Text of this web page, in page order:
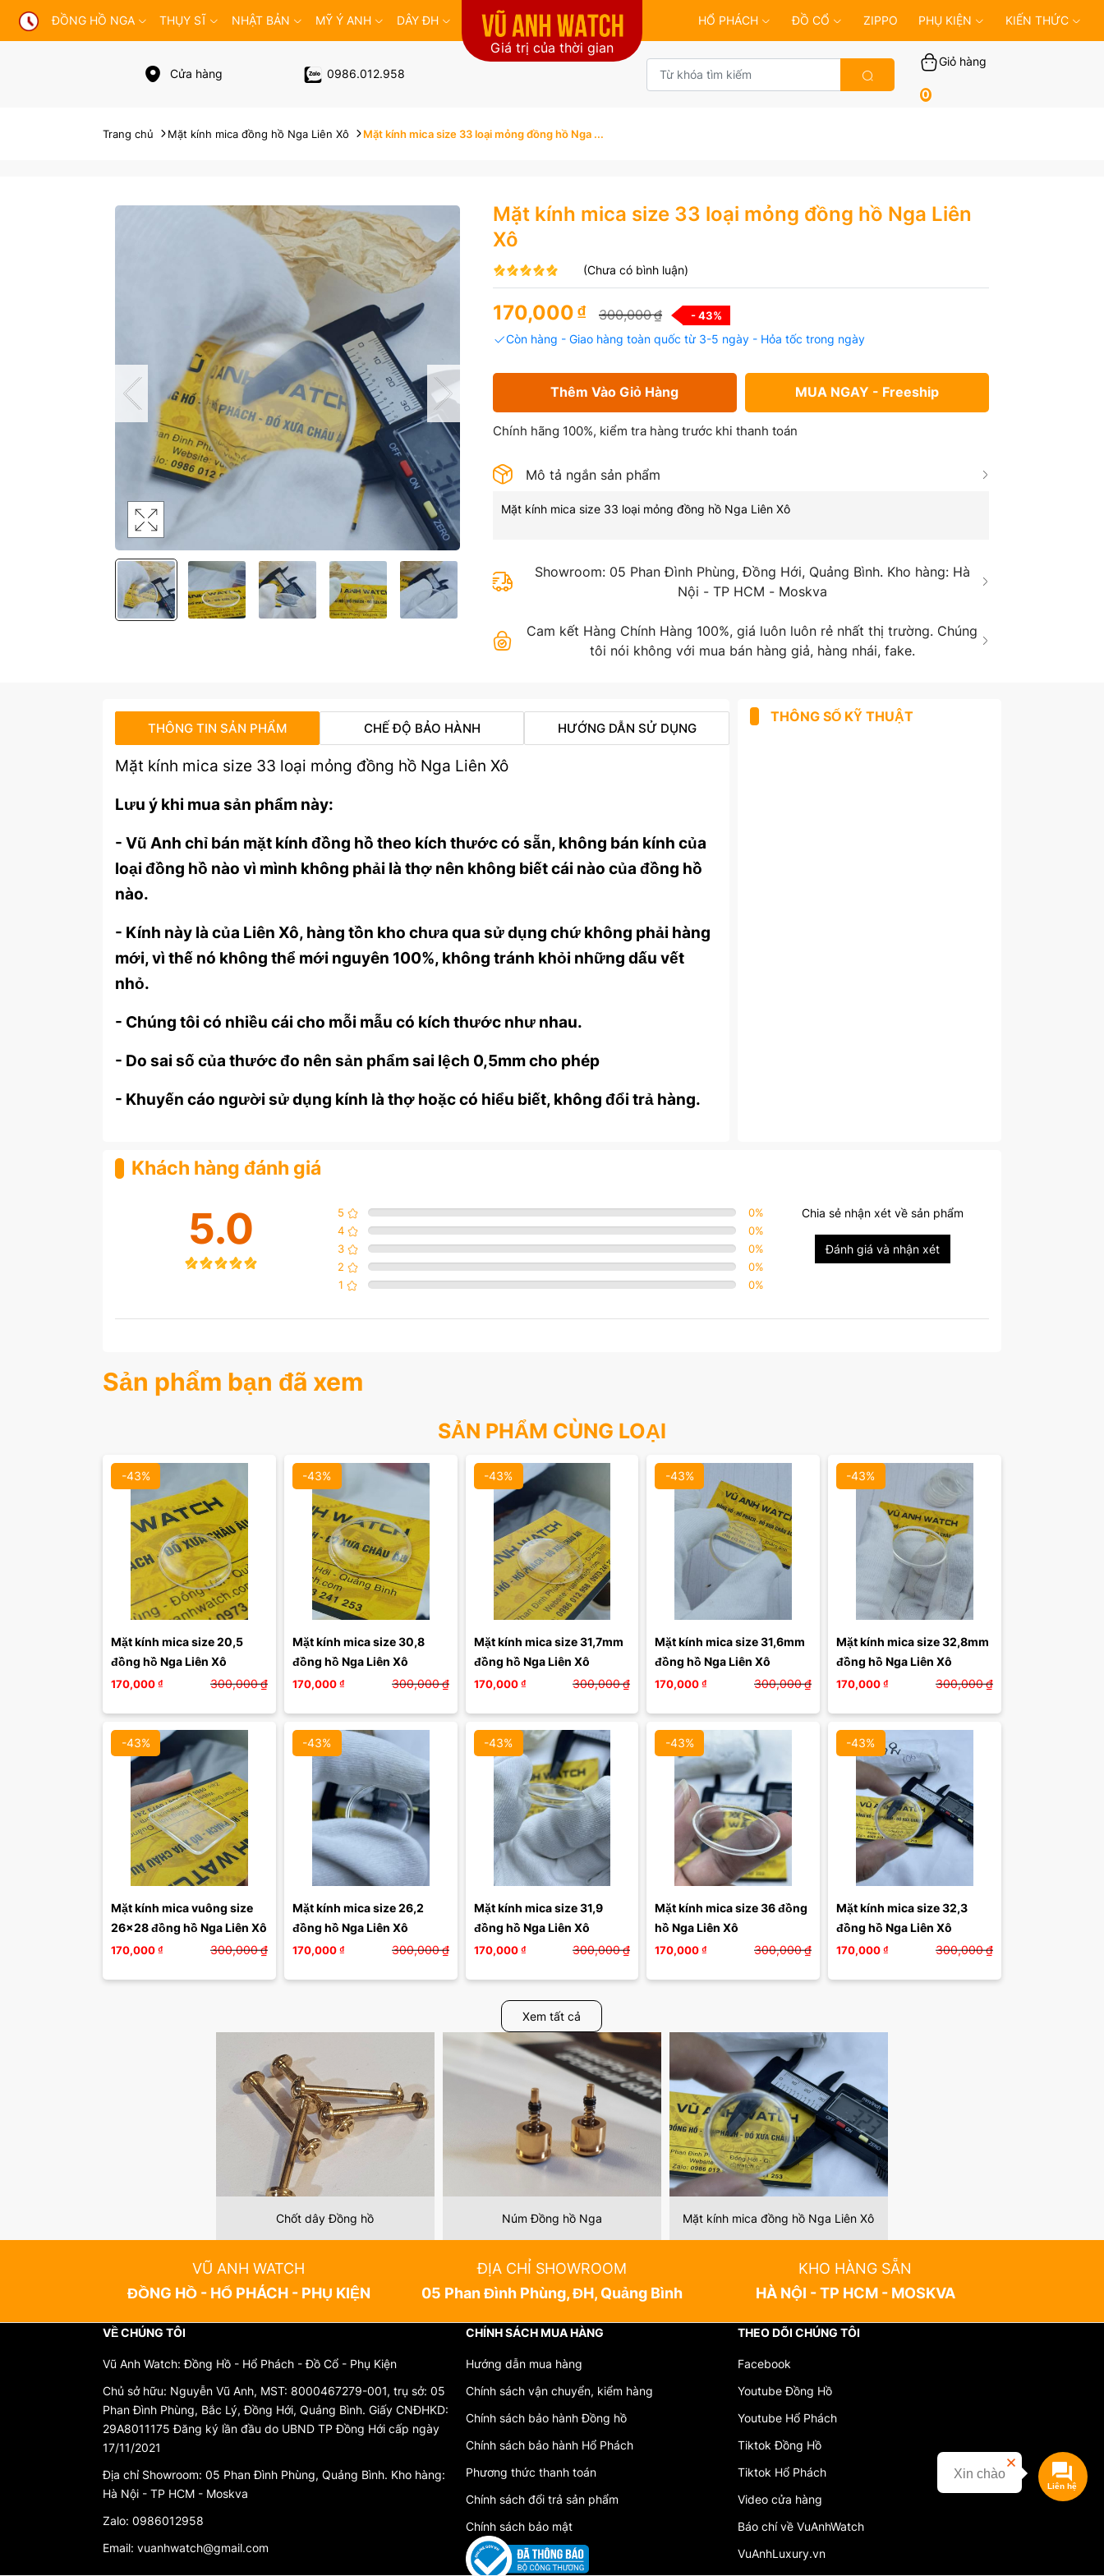
ĐỒNG HỒ NGA THỤY SĨ NHẬT BẢN MỸ Ý ANH DÂY ĐH
Giá trị của thời gian
HỔ PHÁCH ĐỒ CỔ ZIPPO PHỤ KIỆN KIẾN THỨC
Cửa hàng 0986.012.958
Giỏ hàng
0
Trang chủ Mặt kính mica đồng hồ Nga Liên Xô Mặt kính mica size 33 loại mỏng đồng hồ Nga ...
Mặt kính mica size 33 loại mỏng đồng hồ Nga Liên
Xô
(Chưa có bình luận)
170,000₫ 300,000₫ - 43%
Còn hàng - Giao hàng toàn quốc từ 3-5 ngày - Hỏa tốc trong ngày
Thêm Vào Giỏ Hàng MUA NGAY - Freeship
Chính hãng 100%, kiểm tra hàng trước khi thanh toán
Mô tả ngắn sản phẩm
Mặt kính mica size 33 loại mỏng đồng hồ Nga Liên Xô
Showroom: 05 Phan Đình Phùng, Đồng Hới, Quảng Bình. Kho hàng: Hà
Nội - TP HCM - Moskva
Cam kết Hàng Chính Hàng 100%, giá luôn luôn rẻ nhất thị trường. Chúng
tôi nói không với mua bán hàng giả, hàng nhái, fake.
THÔNG TIN SẢN PHẨM CHẾ ĐỘ BẢO HÀNH HƯỚNG DẪN SỬ DỤNG
Mặt kính mica size 33 loại mỏng đồng hồ Nga Liên Xô
Lưu ý khi mua sản phẩm này:
- Vũ Anh chỉ bán mặt kính đồng hồ theo kích thước có sẵn, không bán kính của
loại đồng hồ nào vì mình không phải là thợ nên không biết cái nào của đồng hồ
nào.
- Kính này là của Liên Xô, hàng tồn kho chưa qua sử dụng chứ không phải hàng
mới, vì thế nó không thể mới nguyên 100%, không tránh khỏi những dấu vết
nhỏ.
- Chúng tôi có nhiều cái cho mỗi mẫu có kích thước như nhau.
- Do sai số của thước đo nên sản phẩm sai lệch 0,5mm cho phép
- Khuyến cáo người sử dụng kính là thợ hoặc có hiểu biết, không đổi trả hàng.
THÔNG SỐ KỸ THUẬT
Khách hàng đánh giá
5.0 5 0%
4
0%
3
0%
2
0%
1
0%
Chia sẻ nhận xét về sản phẩm
Đánh giá và nhận xét
Sản phẩm bạn đã xem
SẢN PHẨM CÙNG LOẠI
-43%
Mặt kính mica size 20,5
170,000 ₫ 300,000₫
-43%
Mặt kính mica size 30,8
đồng hồ Nga Liên Xô
170,000₫ 300,000₫
-43%
Mặt kính mica size 31,7mm
đồng hồ Nga Liên Xô
170,000 ₫ 300,000₫
-43%
Mặt kính mica size 31,6mm
đồng hồ Nga Liên Xô
170,000 ₫ 300,000₫
-43%
Mặt kính mica size 32,8mm
170,000₫ 300,000₫
-43%
Mặt kính mica vuông size
170,000 ₫ 300,000₫
-43%
Mặt kính mica size 26,2
đồng hồ Nga Liên Xô
170,000₫ 300,000₫
-43%
Mặt kính mica size 31,9
đồng hồ Nga Liên Xô
170,000 ₫ 300,000₫
-43%
Mặt kính mica size 36 đồng
170,000 ₫ 300,000₫
-43%
Mặt kính mica size 32,3
170,000₫ 300,000₫
Xem tất cả
Chốt dây Đồng hồ Núm Đồng hồ Nga Mặt kính mica đồng hồ Nga Liên Xô
VŨ ANH WATCH
ĐỒNG HỒ - HỔ PHÁCH - PHỤ KIỆN
ĐỊA CHỈ SHOWROOM
05 Phan Đình Phùng, ĐH, Quảng Bình
KHO HÀNG SẴN
HÀ NỘI - TP HCM - MOSKVA
VỀ CHÚNG TÔI
Vũ Anh Watch: Đồng Hồ - Hổ Phách - Đồ Cổ - Phụ Kiện
Chủ sở hữu: Nguyễn Vũ Anh, MST: 8000467279-001, trụ sở: 05
Phan Đình Phùng, Bắc Lý, Đồng Hới, Quảng Bình. Giấy CNĐHKD:
29A8011175 Đăng ký lần đầu do UBND TP Đồng Hới cấp ngày
17/11/2021
Địa chỉ Showroom: 05 Phan Đình Phùng, Quảng Bình. Kho hàng:
Hà Nội - TP HCM - Moskva
Zalo: 0986012958
Email: vuanhwatch@gmail.com
CHÍNH SÁCH MUA HÀNG
Hướng dẫn mua hàng
Chính sách vận chuyển, kiểm hàng
Chính sách bảo hành Đồng hồ
Chính sách bảo hành Hổ Phách
Phương thức thanh toán
Chính sách đổi trả sản phẩm
Chính sách bảo mật
THEO DÕI CHÚNG TÔI
Facebook
Youtube Đồng Hồ
Youtube Hổ Phách
Tiktok Đồng Hồ
Tiktok Hổ Phách
Video cửa hàng
Báo chí về VuAnhWatch
VuAnhLuxury.vn
Xin chào